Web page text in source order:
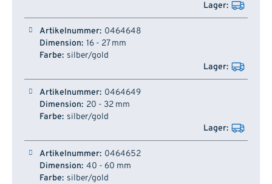
0464648
16 - 27 mm
silber/gold
0464649
20 - 32 mm
silber/gold
0464652
40 - 60 mm
silber/gold